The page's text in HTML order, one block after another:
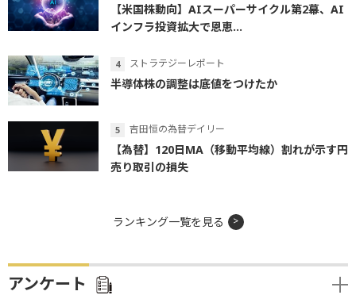
【米国株動向】AIスーパーサイクル第2幕、AI
インフラ投資拡大で恩恵...
ストラテジーレポート
半導体株の調整は底値をつけたか
吉田恒の為替デイリー
【為替】120日MA（移動平均線）割れが示す円
売り取引の損失
ランキング一覧を見る
アンケート